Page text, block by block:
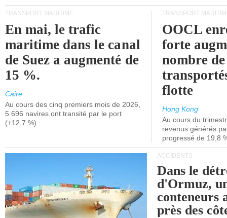
TRANSPORT MARITIME
En mai, le trafic
maritime dans le canal
de Suez a augmenté de
15 %.
Caire
Au cours des cinq premiers mois de 2026,
5 696 navires ont transité par le port
(+12,7 %).
TRANSPORT
OOCL
forte
nombre
flotte
Hong Kong
Au cours du
revenus générés
progressé de 19,8
ACCIDENTS
Dans le
d'Ormuz,
conteneurs
près des